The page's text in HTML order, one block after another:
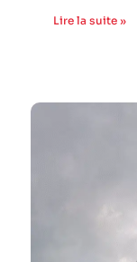
Lire la suite »